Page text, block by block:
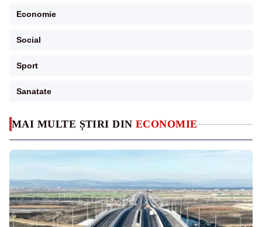
MAI MULTE ȘTIRI DIN ECONOMIE
Economie
Social
Sport
Sanatate